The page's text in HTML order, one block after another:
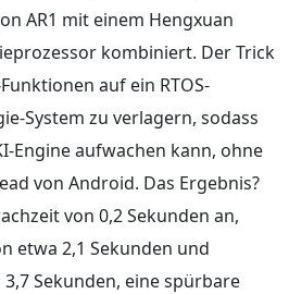
AR1 mit einem Hengxuan
kombiniert. Der Trick
auf ein RTOS-
System zu verlagern, sodass
Engine aufwachen kann, ohne
von Android. Das Ergebnis?
von 0,2 Sekunden an,
etwa 2,1 Sekunden und
Sekunden, eine spürbare